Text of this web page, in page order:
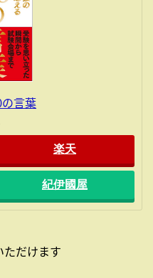
言葉
楽天
紀伊國屋
ただけます